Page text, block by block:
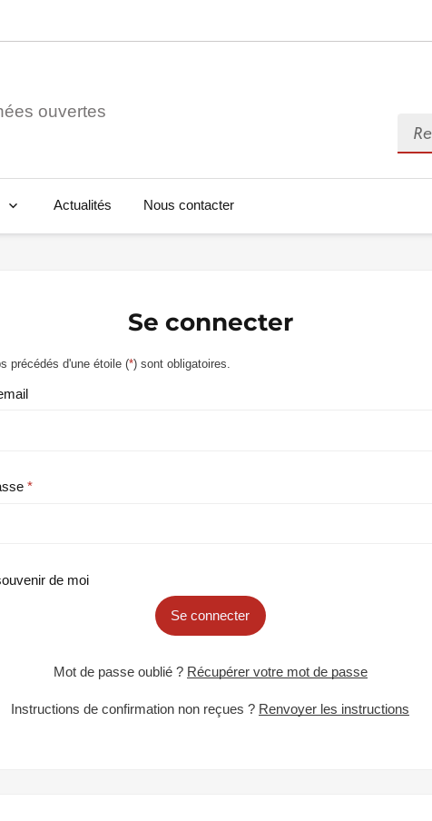
ouvertes
Actualités Nous contacter
Se connecter
précédés d'une étoile (*) sont obligatoires.
de moi
Se connecter
Mot de passe oublié ? Récupérer votre mot de passe
Instructions de confirmation non reçues ? Renvoyer les instructions